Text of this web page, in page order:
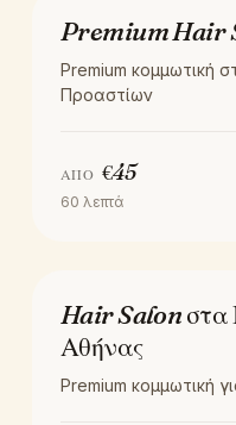
LOCATION
Premium Hair
Premium κομμωτική
Προαστίων
ΑΠΌ €45
60 λεπτά
LOCATION
Hair Salon στα
Αθήνας
Premium κομμωτική